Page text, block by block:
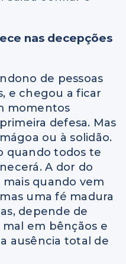
nas decepções
de pessoas
e chegou a ficar
momentos
defesa. Mas
ou à solidão.
quando todos te
A dor do
quando vem
uma fé madura
depende de
em bênçãos e
ausência total de